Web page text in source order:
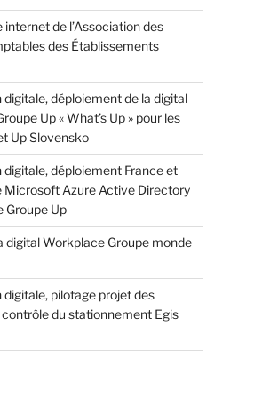
internet de l’Association des
des Établissements
déploiement de la digital
Up « What’s Up » pour les
Up Slovensko
déploiement France et
Microsoft Azure Active Directory
Groupe Up
digital Workplace Groupe monde
pilotage projet des
du stationnement Egis